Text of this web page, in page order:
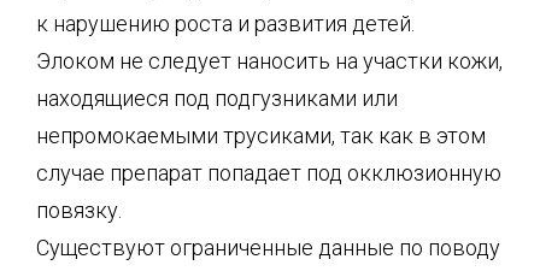
к нарушению роста и развития детей.
Элоком не следует наносить на участки кожи,
находящиеся под подгузниками или
непромокаемыми трусиками, так как в этом
случае препарат попадает под окклюзионную
повязку.
Существуют ограниченные данные по поводу